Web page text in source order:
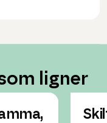
ligner